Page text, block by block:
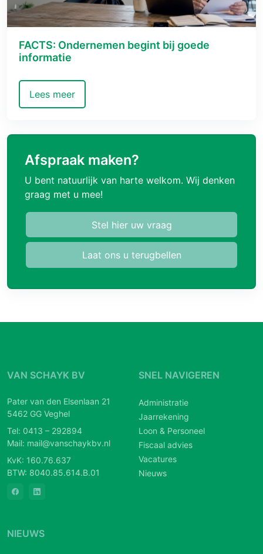
FACTS: Ondernemen begint bij goede
informatie
Lees meer
Afspraak maken?
U bent natuurlijk van harte welkom. Wij denken
graag met u mee!
Stel hier uw vraag
Laat ons u terugbellen
VAN SCHAYK BV
Pater van den Elsenlaan 21
5462 GG Veghel
Tel: 0413 – 292894
Mail: mail@vanschaykbv.nl
KvK: 160.76.637
BTW: 8040.85.614.B.01
SNEL NAVIGEREN
Administratie
Jaarrekening
Loon & Personeel
Fiscaal advies
Vacatures
Nieuws
NIEUWS